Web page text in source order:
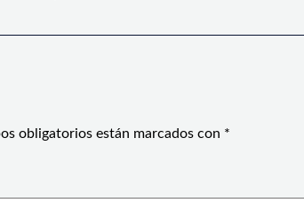
obligatorios están marcados con *